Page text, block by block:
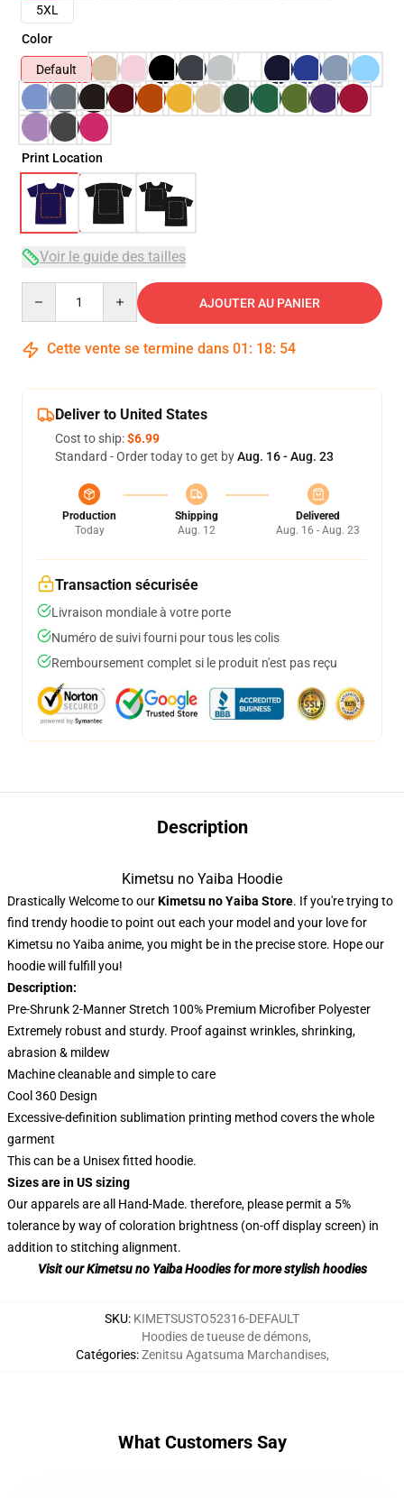
5XL
Color
Default
Print Location
Voir le guide des tailles
AJOUTER AU PANIER
Cette vente se termine dans 01 : 18: 54
Deliver to United States
Cost to ship:$6.99
Standard - Order today to get byAug. 16 - Aug. 23
Production
Today
Shipping
Aug. 12
Delivered
Aug. 16 - Aug. 23
Transaction sécurisée
Livraison mondiale à votre porte
Numéro de suivi fourni pour tous les colis
Remboursement complet si le produit n'est pas reçu
Description
Kimetsu no Yaiba Hoodie
Drastically Welcome to ourKimetsu no Yaiba Store. If you're trying to
find trendy hoodie to point out each your model and your love for
Kimetsu no Yaiba anime, you might be in the precise store. Hope our
hoodie will fulfill you!
Description:
Pre-Shrunk 2-Manner Stretch 100% Premium Microfiber Polyester
Extremely robust and sturdy. Proof against wrinkles, shrinking,
abrasion & mildew
Machine cleanable and simple to care
Cool 360 Design
Excessive-definition sublimation printing method covers the whole
garment
This can be a Unisex fitted hoodie.
Sizes are in US sizing
Our apparels are all Hand-Made. therefore, please permit a 5%
tolerance by way of coloration brightness (on-off display screen) in
addition to stitching alignment.
Visit our Kimetsu no Yaiba Hoodies for more stylish hoodies
SKU: KIMETSUSTO52316-DEFAULT
Catégories:
Hoodies de tueuse de démons,
Zenitsu Agatsuma Marchandises,
What Customers Say